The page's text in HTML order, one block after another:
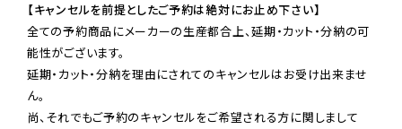
【キャンセルを前提としたご予約は絶対にお止め下さい】
全ての予約商品にメーカーの生産都合上、延期・カット・分納の可
能性がございます。
延期・カット・分納を理由にされてのキャンセルはお受け出来ませ
ん。
尚、それでもご予約のキャンセルをご希望される方に関しまして